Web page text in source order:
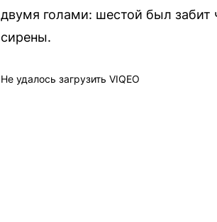
двумя голами: шестой был забит
сирены.
Не удалось загрузить VIQEO